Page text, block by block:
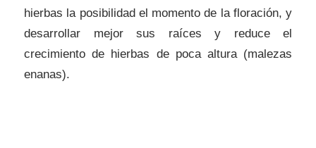
hierbas la posibilidad el momento de la floración, y
desarrollar mejor sus raíces y reduce el
crecimiento de hierbas de poca altura (malezas
enanas).